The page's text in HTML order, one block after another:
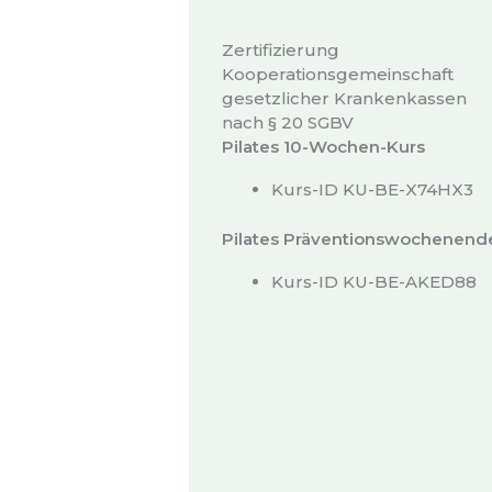
Zertifizierung
Kooperationsgemeinschaft
gesetzlicher Krankenkassen
nach § 20 SGBV
Pilates 10-Wochen-Kurs
Kurs-ID KU-BE-X74HX3
Pilates
Kurs-ID KU-BE-AKED88